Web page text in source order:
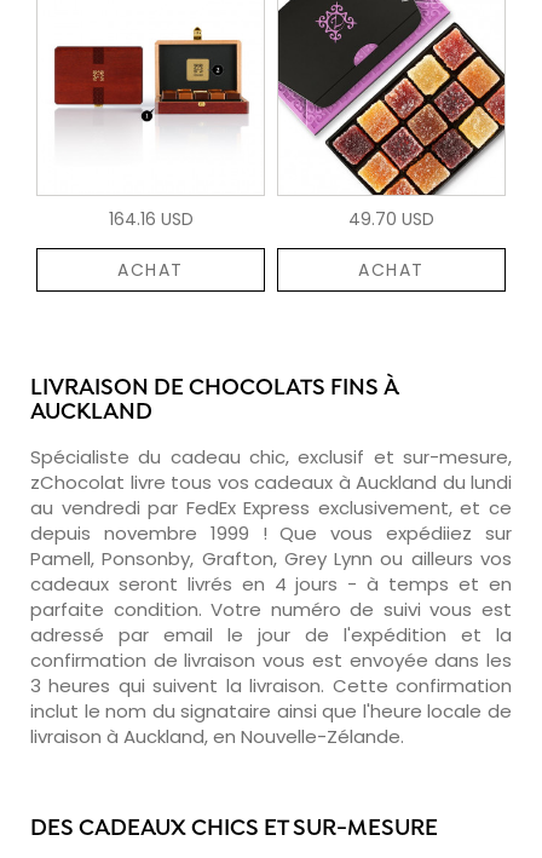
164.16 USD
ACHAT
49.70 USD
ACHAT
LIVRAISON DE CHOCOLATS FINS À
AUCKLAND
Spécialiste du cadeau chic, exclusif et sur-mesure,
zChocolat livre tous vos cadeaux à Auckland du lundi
au vendredi par FedEx Express exclusivement, et ce
depuis novembre 1999 ! Que vous expédiiez sur
Pamell, Ponsonby, Grafton, Grey Lynn ou ailleurs vos
cadeaux seront livrés en 4 jours - à temps et en
parfaite condition. Votre numéro de suivi vous est
adressé par email le jour de l'expédition et la
confirmation de livraison vous est envoyée dans les
3 heures qui suivent la livraison. Cette confirmation
inclut le nom du signataire ainsi que l'heure locale de
livraison à Auckland, en Nouvelle-Zélande.
DES CADEAUX CHICS ET SUR-MESURE